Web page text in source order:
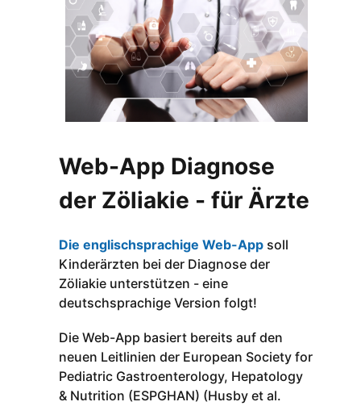
Web-App Diagnose
der Zöliakie - für Ärzte
Die englischsprachige Web-App soll
Kinderärzten bei der Diagnose der
Zöliakie unterstützen - eine
deutschsprachige Version folgt!
Die Web-App basiert bereits auf den
neuen Leitlinien der European Society for
Pediatric Gastroenterology, Hepatology
& Nutrition (ESPGHAN) (Husby et al.